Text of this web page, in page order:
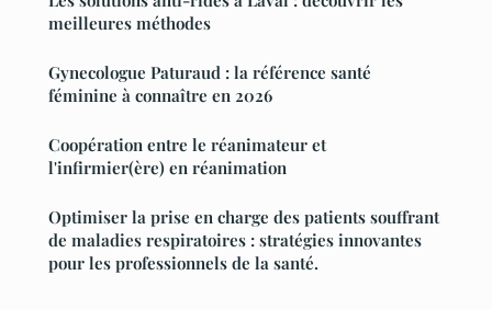
meilleures méthodes
Gynecologue Paturaud : la référence santé
féminine à connaître en 2026
Coopération entre le réanimateur et
l'infirmier(ère) en réanimation
Optimiser la prise en charge des patients souffrant
de maladies respiratoires : stratégies innovantes
pour les professionnels de la santé.